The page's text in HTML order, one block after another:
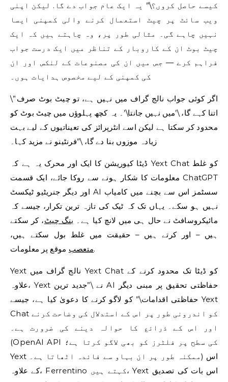
کیسے حاصل کروں؟\” یہ ایک عام جواب دے گا. لیکن اپنی
ویب سائٹ پر چیٹ استعمال کرنے والی کمپنی ایسا
نہیں چاہے گی۔ مثالی طور پر، وہ چاہتے ہیں کہ ایک
چیٹ بوٹ ان کے کاروبار کے تناظر میں ایک درست جواب
فراہم کرے — جس میں ان کی مصنوعات کے لنکس اور ان
کی کمپنی کے لیے مخصوص ہدایات ہوں۔
\”اگر کوئی جواب نالج گراف میں نہیں ہے، تو چیٹ بوٹ صرف
اتنا کہے گا، \’میں نہیں جانتا\’۔ یہ کچھ پہلوؤں میں چیٹ بوٹ کو
محدود کر سکتا ہے لیکن اسے انٹرپرائز کی تعیناتیوں کے لیے بہت
زیادہ موزوں بنا دے گا، \”فرنٹینو نے مزید کہا۔
ڈیٹا کیوریشن کا ایک اور محرک یہ ہے کہ Yext Chat کو غلط
معلومات کا شکار ہونے سے روکا جائے، ایک قسمت ChatGPT
اور دیگر جنریٹیو ٹیکسٹ AI سسٹمز اس سے بچنے میں کامیاب
نہیں ہو سکے۔ یہاں تک کہ ٹیک کی تازہ ترین تکرار، جیسے کہ
مائیکروسافٹ نے حال ہی میں لانچ کیا ہے۔ بنگ چیٹ، کر سکتے
ہیں – اور کرتے ہیں – حقیقت میں غلط بول سکتے ہیں،
متعصبموقع پر معلومات.
Yext نالج گراف میں Yext Chat کو ڈیٹا تک محدود کرنے کے
علاوہ، Yext نے \”جدید ترین AI حفاظتی تحقیق پر مبنی دیگر
حفاظتی اقدامات\” کو لاگو کرنے کا دعویٰ کیا ہے، جیسے Yext
Chat کو اندرونی طور پر اس کے استدلال کی وضاحت کرنے
اور اس کے ذرائع کا حوالہ دینے کی ضرورت ہے۔
(OpenAI API کی سطح پر فلٹرز کو بھی لاگو کرتا ہے؛
Yext ممکنہ طور پر ان بہاو سے فائدہ اٹھاتا ہے۔) اس
کے علاوہ، Ferrentino کہتے ہیں، Yext اس بات کی تصدیق